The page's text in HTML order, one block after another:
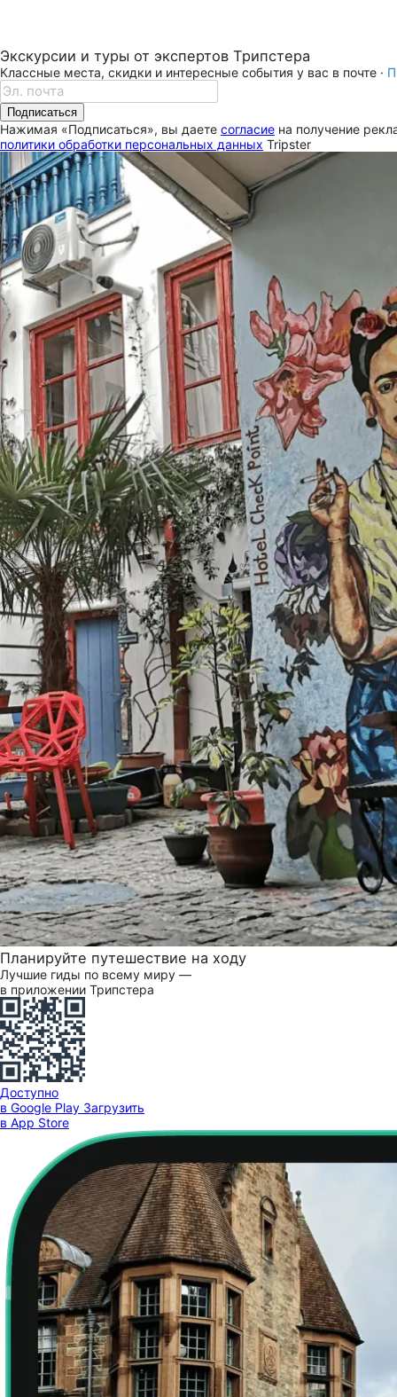
Экскурсии и туры от экспертов Трипстера
Классные места, скидки и интересные события у вас в почте ·
Подписаться
Нажимая «Подписаться», вы даете согласие на получение
политики обработки персональных данных Tripster
Планируйте путешествие на ходу
Лучшие гиды по всему миру —
в приложении Трипстера
Доступно
в Google Play Загрузить
в App Store